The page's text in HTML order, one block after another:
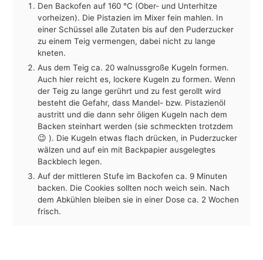
Den Backofen auf 160 °C (Ober- und Unterhitze
vorheizen). Die Pistazien im Mixer fein mahlen. In
einer Schüssel alle Zutaten bis auf den Puderzucker
zu einem Teig vermengen, dabei nicht zu lange
kneten.
Aus dem Teig ca. 20 walnussgroße Kugeln formen.
Auch hier reicht es, lockere Kugeln zu formen. Wenn
der Teig zu lange gerührt und zu fest gerollt wird
besteht die Gefahr, dass Mandel- bzw. Pistazienöl
austritt und die dann sehr öligen Kugeln nach dem
Backen steinhart werden (sie schmeckten trotzdem
😉 ). Die Kugeln etwas flach drücken, in Puderzucker
wälzen und auf ein mit Backpapier ausgelegtes
Backblech legen.
Auf der mittleren Stufe im Backofen ca. 9 Minuten
backen. Die Cookies sollten noch weich sein. Nach
dem Abkühlen bleiben sie in einer Dose ca. 2 Wochen
frisch.